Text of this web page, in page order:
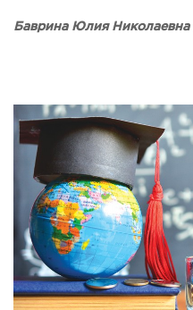
Баврина Юлия Николаевна